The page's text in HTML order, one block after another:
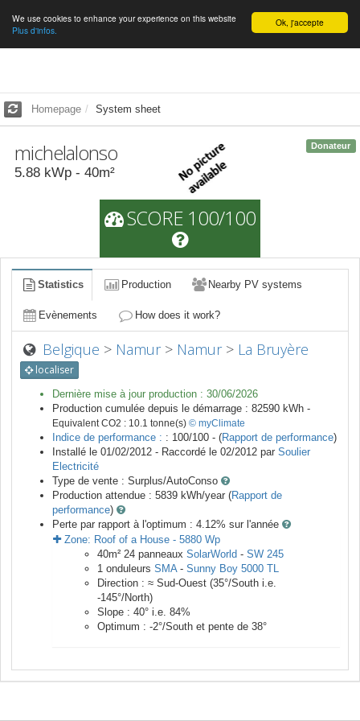
English Ok, j'accepte
We use cookies to enhance your experience on this website
Plus d'infos.
Homepage System sheet
michelalonso
5.88 kWp - 40m²
Donateur
SCORE 100/100
Statistics Production Nearby PV systems
Evènements How does it work?
Belgique > Namur> Namur> La Bruyère
localiser
Dernière mise à jour production : 30/06/2026
Production cumulée depuis le démarrage : 82590 kWh -
Equivalent CO2 : 10.1 tonne(s) © myClimate
Indice de performance : : 100/100 - (Rapport de performance)
Installé le 01/02/2012 - Raccordé le 02/2012 par Soulier
Electricité
Type de vente : Surplus/AutoConso
Production attendue : 5839 kWh/year (Rapport de
performance)
Perte par rapport à l'optimum : 4.12% sur l'année
Zone: Roof of a House - 5880 Wp
40m² 24 panneaux SolarWorld - SW 245
1 onduleurs SMA- Sunny Boy 5000 TL
Direction : ≈ Sud-Ouest (35°/South i.e.
-145°/North)
Slope : 40° i.e. 84%
Optimum : -2°/South et pente de 38°